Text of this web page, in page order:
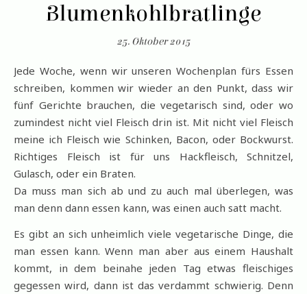
Blumenkohlbratlinge
25. Oktober 2015
Jede Woche, wenn wir unseren Wochenplan fürs Essen
schreiben, kommen wir wieder an den Punkt, dass wir
fünf Gerichte brauchen, die vegetarisch sind, oder wo
zumindest nicht viel Fleisch drin ist. Mit nicht viel Fleisch
meine ich Fleisch wie Schinken, Bacon, oder Bockwurst.
Richtiges Fleisch ist für uns Hackfleisch, Schnitzel,
Gulasch, oder ein Braten.
Da muss man sich ab und zu auch mal überlegen, was
man denn dann essen kann, was einen auch satt macht.
Es gibt an sich unheimlich viele vegetarische Dinge, die
man essen kann. Wenn man aber aus einem Haushalt
kommt, in dem beinahe jeden Tag etwas fleischiges
gegessen wird, dann ist das verdammt schwierig. Denn